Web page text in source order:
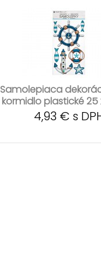
Samolepiaca
kormidlo plastické 25
4,93 € s